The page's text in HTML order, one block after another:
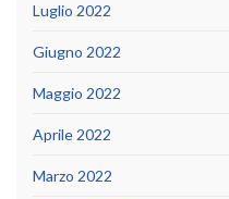
Luglio 2022
Giugno 2022
Maggio 2022
Aprile 2022
Marzo 2022